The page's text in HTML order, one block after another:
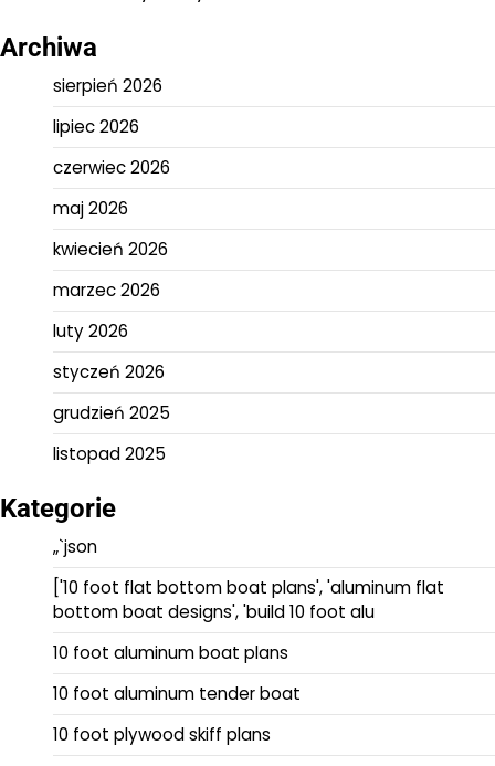
Archiwa
sierpień 2026
lipiec 2026
czerwiec 2026
maj 2026
kwiecień 2026
marzec 2026
luty 2026
styczeń 2026
grudzień 2025
listopad 2025
Kategorie
„`json
['10 foot flat bottom boat plans', 'aluminum flat
bottom boat designs', 'build 10 foot alu
10 foot aluminum boat plans
10 foot aluminum tender boat
10 foot plywood skiff plans